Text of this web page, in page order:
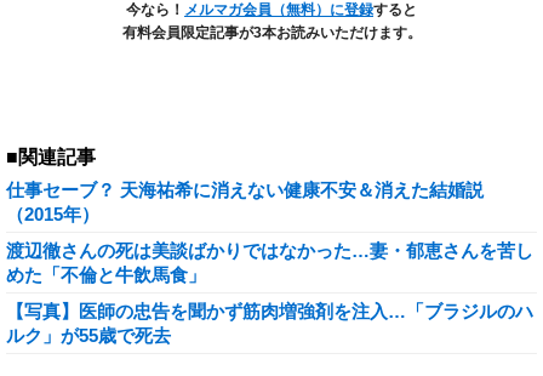
今なら！ メルマガ会員（無料）に登録すると
有料会員限定記事が3本お読みいただけます。
■関連記事
仕事セーブ？ 天海祐希に消えない健康不安＆消えた結婚説
（2015年）
渡辺徹さんの死は美談ばかりではなかった…妻・郁恵さんを苦し
めた「不倫と牛飲馬食」
【写真】医師の忠告を聞かず筋肉増強剤を注入…「ブラジルのハ
ルク」が55歳で死去